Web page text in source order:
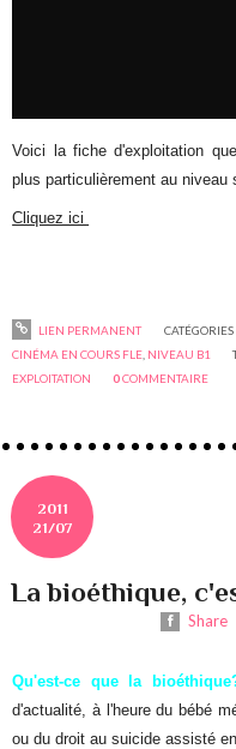
Voici la fiche d'exploitation
plus particulièrement au niveau
Cliquez ici
LIEN PERMANENT CATÉGORIES
CINÉMA EN COURS FLE NIVEAU B1
EXPLOITATION
0COMMENTAIRE
2011
21/07
La bioéthique,
Share
Qu'est-ce que la
d'actualité, à l'heure du bébé
ou du droit au suicide assisté